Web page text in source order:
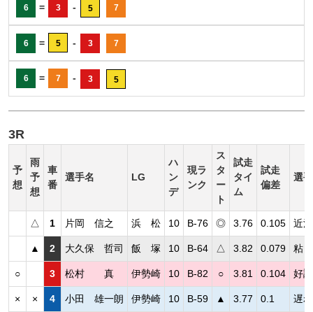
6 = 3 - 5 7
6 = 5 - 3 7
6 = 7 - 3 5
3R
予
想
雨
予
想
車
番
選手名 LG
ハ
ン
デ
現ラ
ンク
ス
タ
ー
ト
試走
タイ
ム
試走
偏差
選
△ 1 片岡 信之 浜 松 10 B-76 ◎ 3.76 0.105 近
▲ 2 大久保 哲司 飯 塚 10 B-64 △ 3.82 0.079 粘
○ 3 松村 真 伊勢崎 10 B-82 ○ 3.81 0.104 好
× × 4 小田 雄一朗 伊勢崎 10 B-59 ▲ 3.77 0.1 遅